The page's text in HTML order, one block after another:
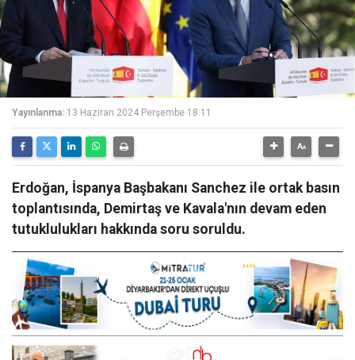
Yayınlanma: 13 Haziran 2024 Perşembe 18:11
Erdoğan, İspanya Başbakanı Sanchez ile ortak basın
toplantısında, Demirtaş ve Kavala'nın devam eden
tutuklulukları hakkında soru soruldu.